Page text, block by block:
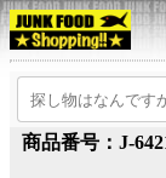
商品番号：J-